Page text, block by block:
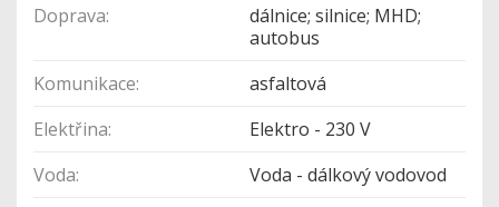
Doprava:
dálnice; silnice; MHD;
autobus
Komunikace:
asfaltová
Elektřina:
Elektro - 230 V
Voda:
Voda - dálkový vodovod